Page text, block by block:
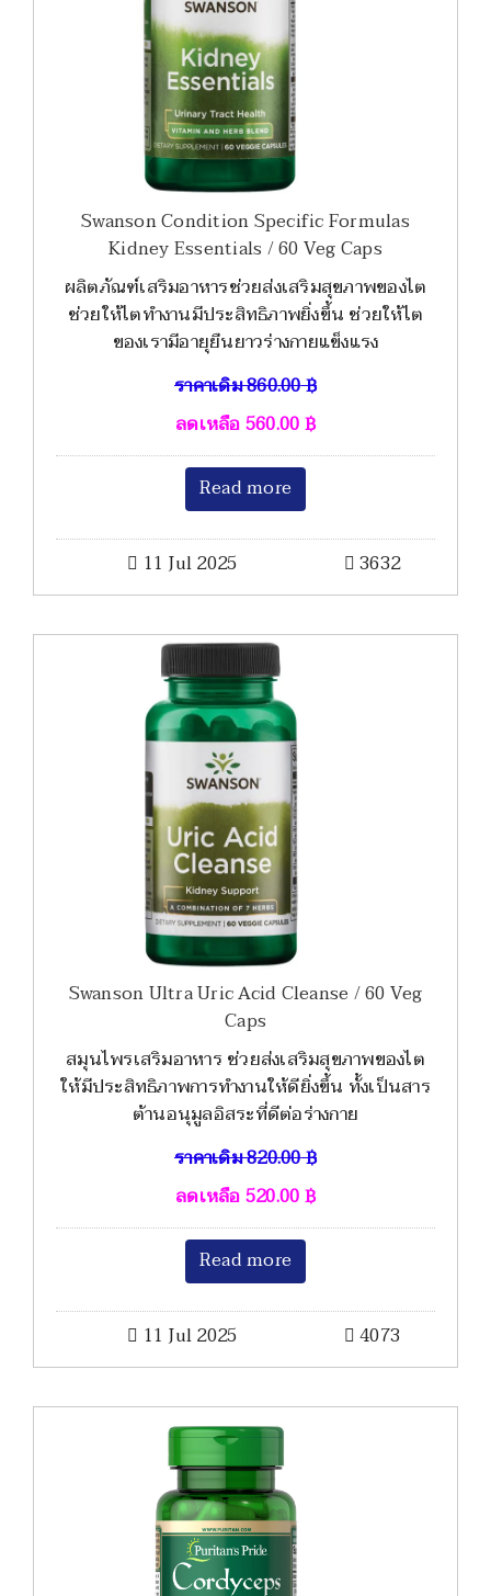
Swanson Condition Specific Formulas
Kidney Essentials / 60 Veg Caps
ผลิตภัณฑ์เสริมอาหารช่วยส่งเสริมสุขภาพของไต
ช่วยให้ไตทำงานมีประสิทธิภาพยิ่งขึ้น ช่วยให้ไต
ของเรามีอายุยืนยาวร่างกายแข็งแรง
ราคาเดิม860.00฿
ลดเหลือ560.00฿
Read more
11 Jul 2025 3632
Swanson Ultra Uric Acid Cleanse / 60 Veg
Caps
สมุนไพรเสริมอาหาร ช่วยส่งเสริมสุขภาพของไต
ให้มีประสิทธิภาพการทำงานให้ดียิ่งขึ้น ทั้งเป็นสาร
ต้านอนุมูลอิสระที่ดีต่อร่างกาย
ราคาเดิม820.00฿
ลดเหลือ520.00฿
Read more
11 Jul 2025 4073